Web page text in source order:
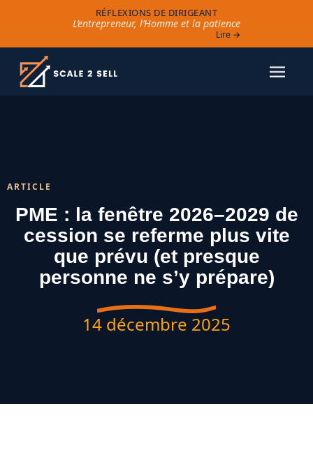
RÉFLEXIONS DE DIRIGEANT
L’entrepreneur, l’Homme et la patience
Lire →
ARTICLE
PME : la fenêtre 2026–2029 de
cession se referme plus vite
que prévu (et presque
personne ne s’y prépare)
14 décembre 2025